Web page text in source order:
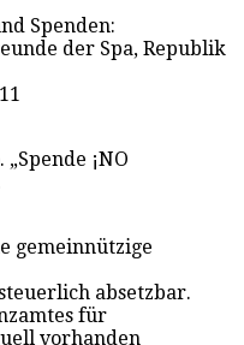
Spenden:
der Spa, Republik
¡NO
gemeinnützige
absetzbar.
für
vorhanden